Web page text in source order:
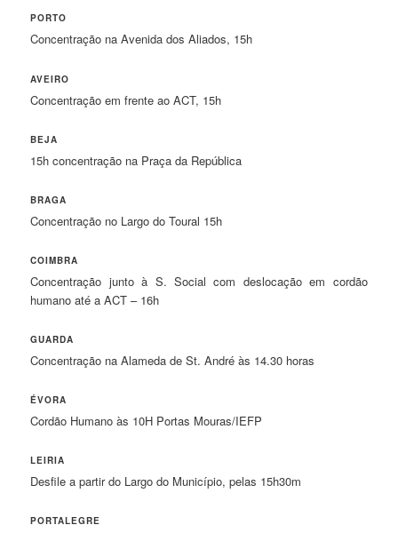
PORTO
Concentração na Avenida dos Aliados, 15h
AVEIRO
Concentração em frente ao ACT, 15h
BEJA
15h concentração na Praça da República
BRAGA
Concentração no Largo do Toural 15h
COIMBRA
Concentração junto à S. Social com deslocação em cordão
humano até a ACT – 16h
GUARDA
Concentração na Alameda de St. André às 14.30 horas
ÉVORA
Cordão Humano às 10H Portas Mouras/IEFP
LEIRIA
Desfile a partir do Largo do Município, pelas 15h30m
PORTALEGRE